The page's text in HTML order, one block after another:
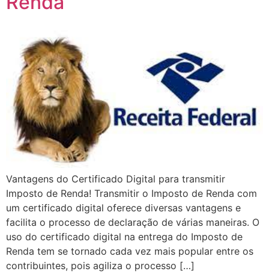
Vantagens do Certificado Digital para transmitir
Imposto de Renda! Transmitir o Imposto de Renda com
um certificado digital oferece diversas vantagens e
facilita o processo de declaração de várias maneiras. O
uso do certificado digital na entrega do Imposto de
Renda tem se tornado cada vez mais popular entre os
contribuintes, pois agiliza o processo […]